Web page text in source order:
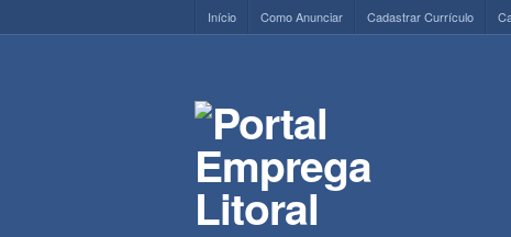
Início Como Anunciar Cadastrar Currículo